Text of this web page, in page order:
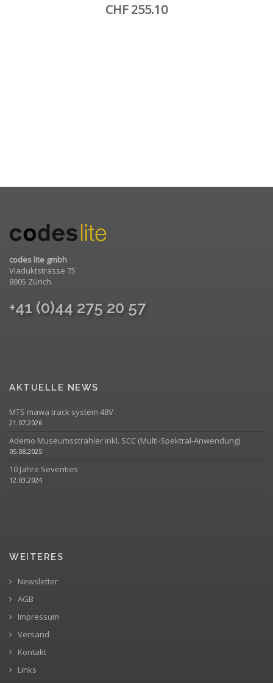
CHF 255.10
codes lite gmbh
Viaduktstrasse 75
8005 Zürich
+41 (0)44 275 20 57
AKTUELLE NEWS
MTS mawa track system 48V
21.07.2026
Ademo Museumsstrahler inkl. SCC (Multi-Spektral-Anwendung)
05.08.2025
10 Jahre Seventies
12.03.2024
WEITERES
Newsletter
AGB
Impressum
Versand
Kontakt
Links